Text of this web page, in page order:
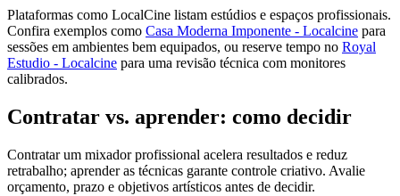
Plataformas como LocalCine listam estúdios e espaços profissionais.
Confira exemplos como Casa Moderna Imponente - Localcine para
sessões em ambientes bem equipados, ou reserve tempo no Royal
Estudio - Localcine para uma revisão técnica com monitores
calibrados.
Contratar vs. aprender: como decidir
Contratar um mixador profissional acelera resultados e reduz
retrabalho; aprender as técnicas garante controle criativo. Avalie
orçamento, prazo e objetivos artísticos antes de decidir.